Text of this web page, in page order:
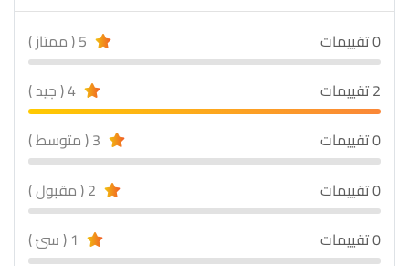
0 تقييمات
2 تقييمات
0 تقييمات
0 تقييمات
0 تقييمات